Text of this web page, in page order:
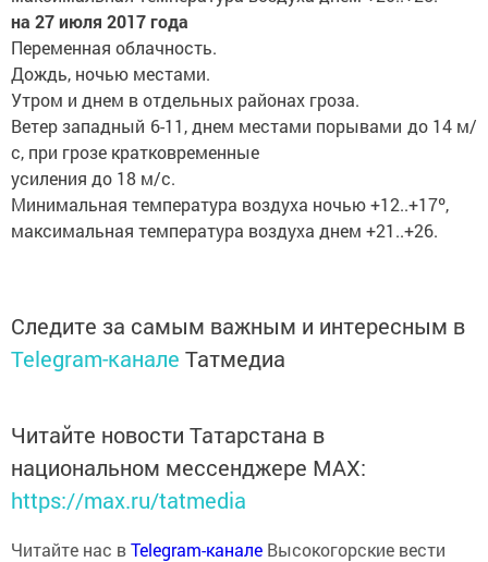
на 27 июля 2017 года
Переменная облачность.
Дождь, ночью местами.
Утром и днем в отдельных районах гроза.
Ветер западный 6-11, днем местами порывами до 14 м/
с, при грозе кратковременные
усиления до 18 м/с.
Минимальная температура воздуха ночью +12..+17º,
максимальная температура воздуха днем +21..+26.
Следите за самым важным и интересным в
Telegram-канале Татмедиа
Читайте новости Татарстана в
национальном мессенджере MАХ:
https://max.ru/tatmedia
Читайте нас вTelegram-канале Высокогорские вести